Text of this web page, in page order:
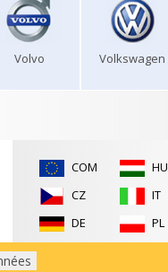
Volvo Volkswagen
COM
CZ
DE
HU
IT
PL